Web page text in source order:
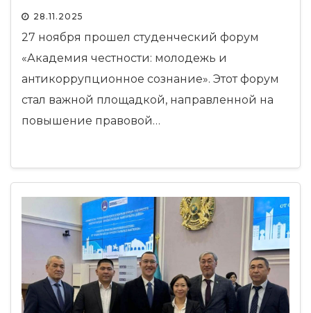
28.11.2025
27 ноября прошел студенческий форум
«Академия честности: молодежь и
антикоррупционное сознание». Этот форум
стал важной площадкой, направленной на
повышение правовой…